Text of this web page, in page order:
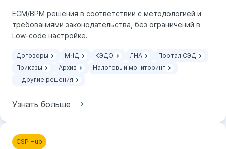
ECM/BPM решения в соответствии с методологией и
требованиями законодательства, без ограничений в
Low-code настройке.
Договоры МЧД КЭДО ЛНА
Портал СЭД
Приказы
Архив
Налоговый мониторинг
+ другие решения
Узнать больше
CSP Hub